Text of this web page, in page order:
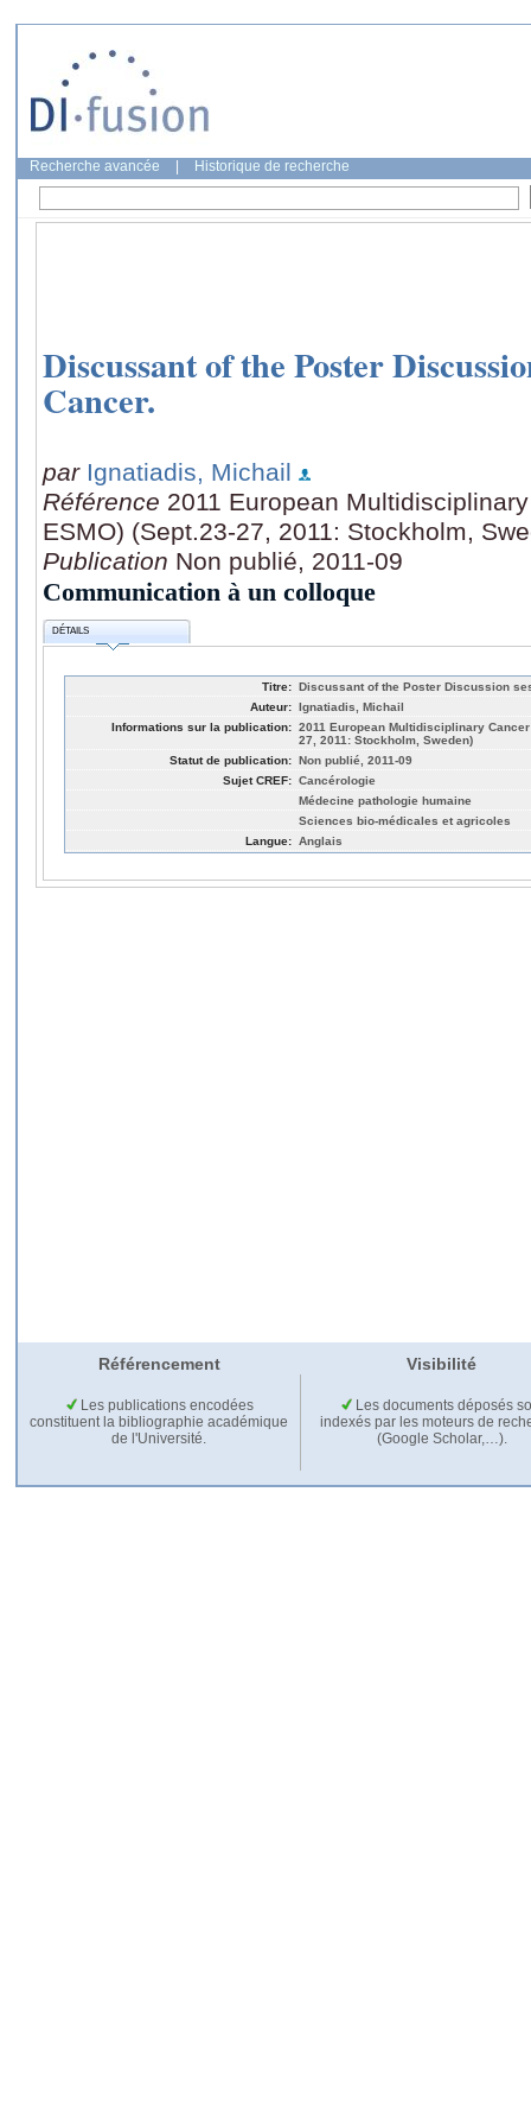
Recherche avancée Historique de recherche
Discussant of the Poster
Cancer.
par Ignatiadis, Michail
Référence 2011 European
ESMO) (Sept.23-27, 2011: Stockholm,
Publication Non publié, 2011-09
Communication à un colloque
DÉTAILS
Titre: Discussant of the Poster Discussion
Auteur: Ignatiadis, Michail
Informations sur la publication: 2011 European Multidisciplinary Cancer
27, 2011: Stockholm, Sweden)
Statut de publication: Non publié, 2011-09
Sujet CREF: Cancérologie
Médecine pathologie humaine
Sciences bio-médicales et agricoles
Langue: Anglais
Référencement Visibilité
Les publications encodées
constituent la bibliographie académique
de l'Université.
Les documents déposés
indexés par les moteurs de
(Google Scholar,…).